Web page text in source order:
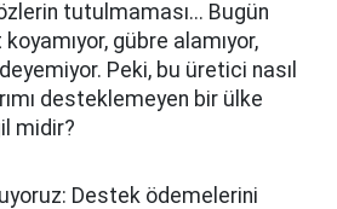
tutulmaması... Bugün
gübre alamıyor,
Peki, bu üretici nasıl
desteklemeyen bir ülke
midir?
Destek ödemelerini